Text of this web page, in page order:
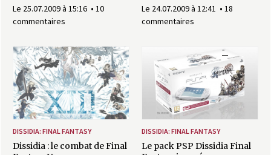
Le 25.07.2009 à 15:16
10
commentaires
Le 24.07.2009 à 12:41
18
commentaires
DISSIDIA: FINAL FANTASY
Dissidia : le combat de Final
DISSIDIA: FINAL FANTASY
Le pack PSP Dissidia Final